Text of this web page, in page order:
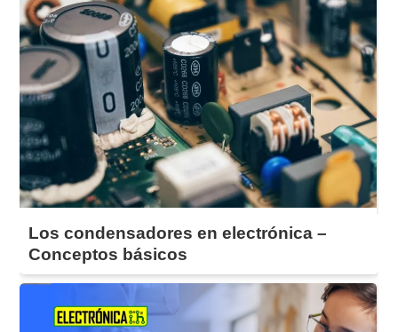
Los condensadores en electrónica –
Conceptos básicos